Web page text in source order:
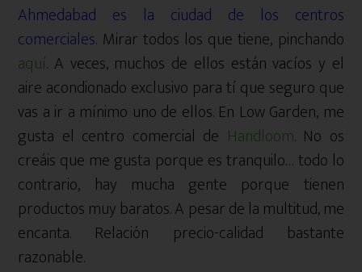
Ahmedabad es la ciudad de los centros
comerciales. Mirar todos los que tiene, pinchando
aquí. A veces, muchos de ellos están vacíos y el
aire acondionado exclusivo para tí que seguro que
vas a ir a mínimo uno de ellos. En Low Garden, me
gusta el centro comercial de Handloom. No os
creáis que me gusta porque es tranquilo… todo lo
contrario, hay mucha gente porque tienen
productos muy baratos. A pesar de la multitud, me
encanta. Relación precio-calidad bastante
razonable.